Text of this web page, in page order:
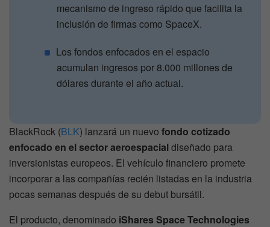
mecanismo de ingreso rápido que facilita la
inclusión de firmas como SpaceX.
Los fondos enfocados en el espacio
acumulan ingresos por 8.000 millones de
dólares durante el año actual.
BlackRock (BLK) lanzará un nuevo fondo cotizado
enfocado en el sector aeroespacialdiseñado para
inversionistas europeos. El vehículo financiero promete
incorporar a las compañías recién listadas en la industria
pocas semanas después de su debut bursátil.
El producto, denominado iShares Space Technologies